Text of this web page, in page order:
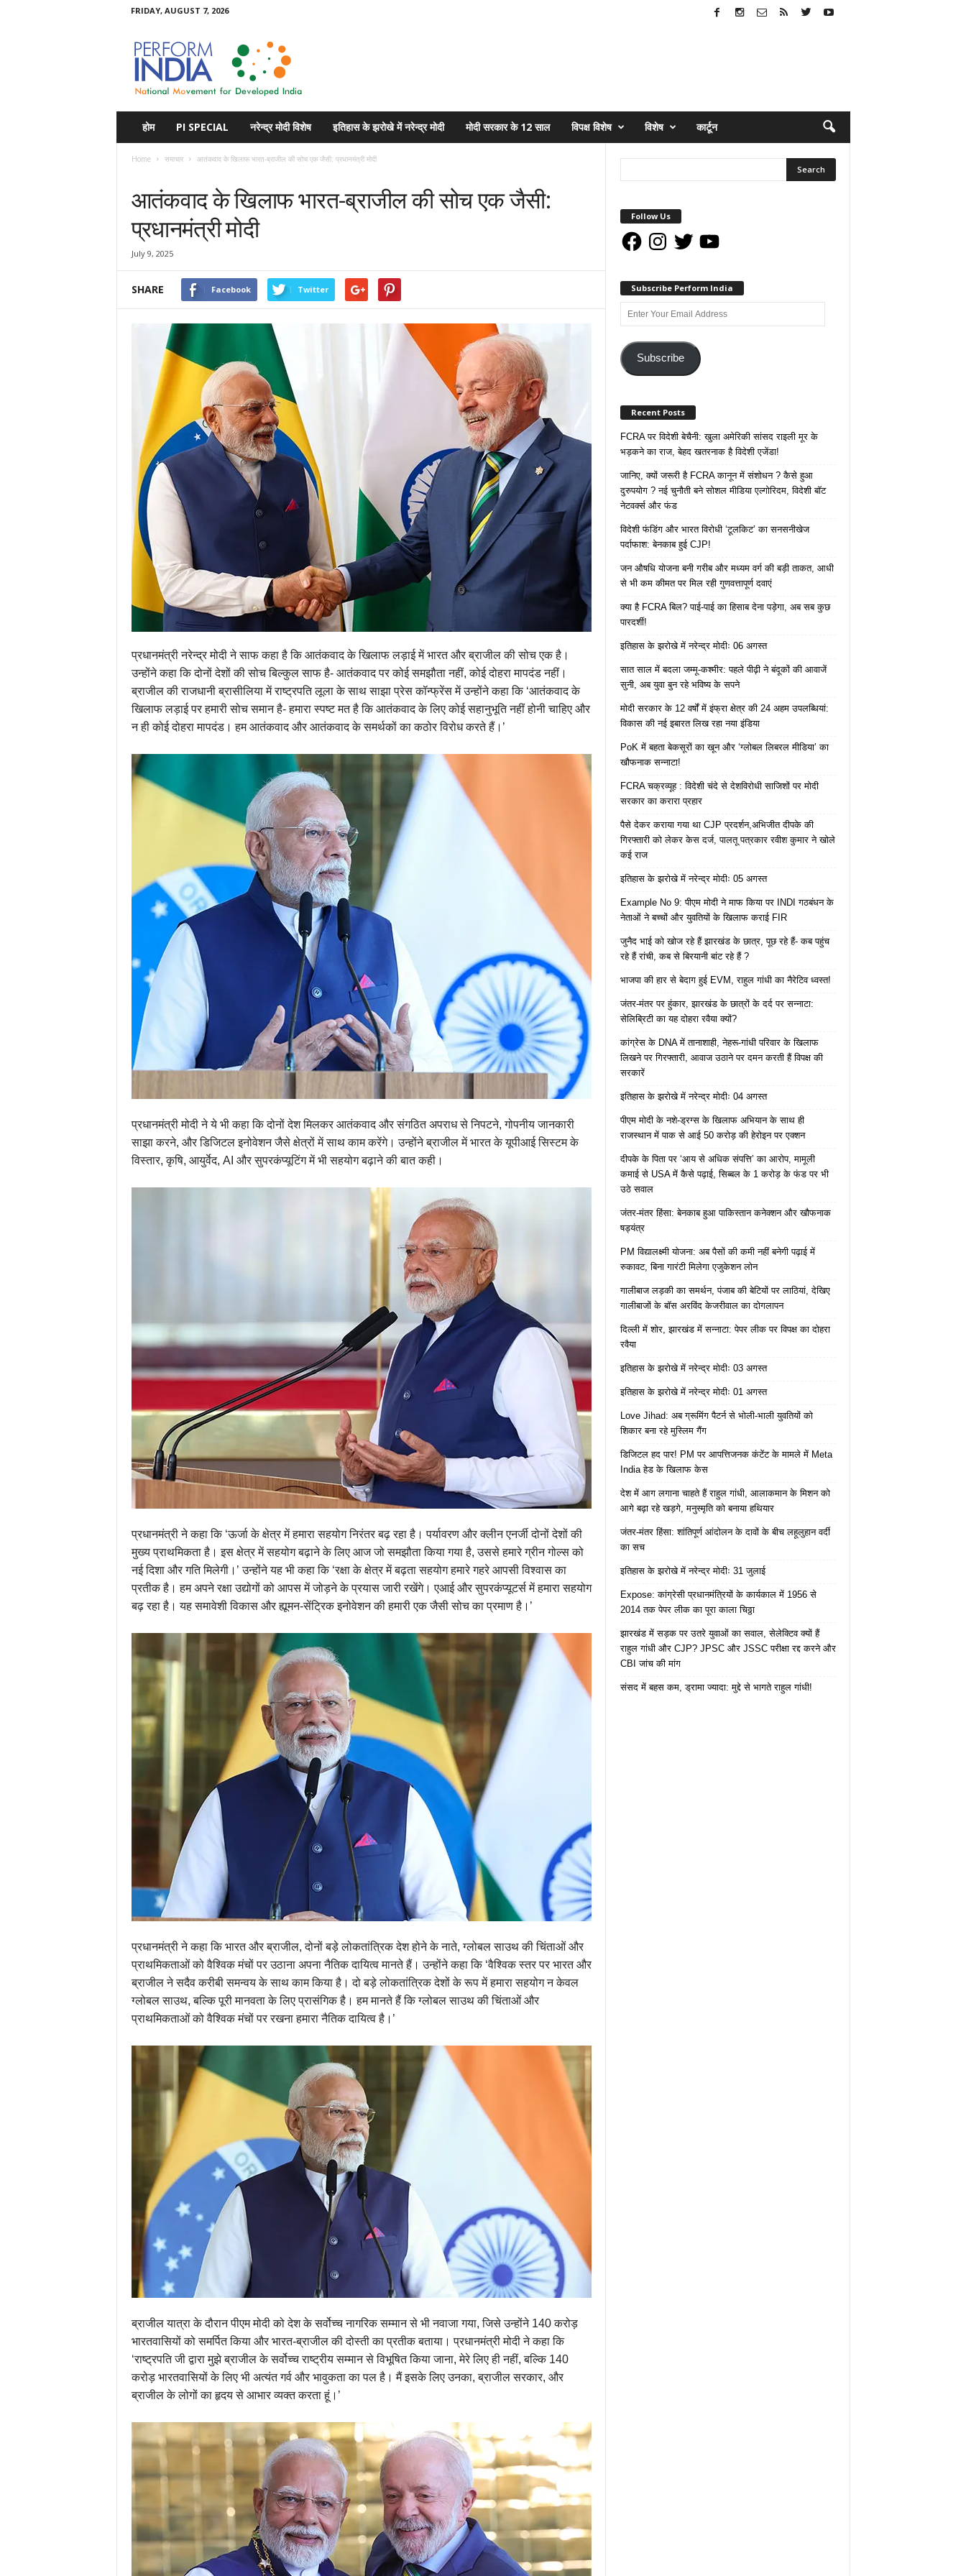
FRIDAY, AUGUST 7, 2026
होम PI SPECIAL नरेन्द्र मोदी विशेष इतिहास के झरोखे में नरेन्द्र मोदी मोदी सरकार के 12 साल विपक्ष विशेष विशेष कार्टून
Home समाचार आतंकवाद के खिलाफ भारत-ब्राजील की सोच एक जैसी: प्रधानमंत्री मोदी
आतंकवाद के खिलाफ भारत-ब्राजील की सोच एक जैसी:
प्रधानमंत्री मोदी
July 9, 2025
SHARE Facebook Twitter
प्रधानमंत्री नरेन्द्र मोदी ने साफ कहा है कि आतंकवाद के खिलाफ लड़ाई में भारत और ब्राजील की सोच एक है।
उन्होंने कहा कि दोनों देशों की सोच बिल्कुल साफ है- आतंकवाद पर कोई समझौता नहीं, कोई दोहरा मापदंड नहीं।
ब्राजील की राजधानी ब्रासीलिया में राष्ट्रपति लूला के साथ साझा प्रेस कॉन्फ्रेंस में उन्होंने कहा कि ‘आतंकवाद के
खिलाफ लड़ाई पर हमारी सोच समान है- हमारा स्पष्ट मत है कि आतंकवाद के लिए कोई सहानुभूति नहीं होनी चाहिए और
न ही कोई दोहरा मापदंड। हम आतंकवाद और आतंकवाद के समर्थकों का कठोर विरोध करते हैं।’
प्रधानमंत्री मोदी ने ये भी कहा कि दोनों देश मिलकर आतंकवाद और संगठित अपराध से निपटने, गोपनीय जानकारी
साझा करने, और डिजिटल इनोवेशन जैसे क्षेत्रों में साथ काम करेंगे। उन्होंने ब्राजील में भारत के यूपीआई सिस्टम के
विस्तार, कृषि, आयुर्वेद, AI और सुपरकंप्यूटिंग में भी सहयोग बढ़ाने की बात कही।
प्रधानमंत्री ने कहा कि ‘ऊर्जा के क्षेत्र में हमारा सहयोग निरंतर बढ़ रहा है। पर्यावरण और क्लीन एनर्जी दोनों देशों की
मुख्य प्राथमिकता है। इस क्षेत्र में सहयोग बढ़ाने के लिए आज जो समझौता किया गया है, उससे हमारे ग्रीन गोल्स को
नई दिशा और गति मिलेगी।’ उन्होंने यह भी कहा कि ‘रक्षा के क्षेत्र में बढ़ता सहयोग हमारे गहरे आपसी विश्वास का
प्रतीक है। हम अपने रक्षा उद्योगों को आपस में जोड़ने के प्रयास जारी रखेंगे। एआई और सुपरकंप्यूटर्स में हमारा सहयोग
बढ़ रहा है। यह समावेशी विकास और ह्यूमन-सेंट्रिक इनोवेशन की हमारी एक जैसी सोच का प्रमाण है।’
प्रधानमंत्री ने कहा कि भारत और ब्राजील, दोनों बड़े लोकतांत्रिक देश होने के नाते, ग्लोबल साउथ की चिंताओं और
प्राथमिकताओं को वैश्विक मंचों पर उठाना अपना नैतिक दायित्व मानते हैं। उन्होंने कहा कि ‘वैश्विक स्तर पर भारत और
ब्राजील ने सदैव करीबी समन्वय के साथ काम किया है। दो बड़े लोकतांत्रिक देशों के रूप में हमारा सहयोग न केवल
ग्लोबल साउथ, बल्कि पूरी मानवता के लिए प्रासंगिक है। हम मानते हैं कि ग्लोबल साउथ की चिंताओं और
प्राथमिकताओं को वैश्विक मंचों पर रखना हमारा नैतिक दायित्व है।’
ब्राजील यात्रा के दौरान पीएम मोदी को देश के सर्वोच्च नागरिक सम्मान से भी नवाजा गया, जिसे उन्होंने 140 करोड़
भारतवासियों को समर्पित किया और भारत-ब्राजील की दोस्ती का प्रतीक बताया। प्रधानमंत्री मोदी ने कहा कि
‘राष्ट्रपति जी द्वारा मुझे ब्राजील के सर्वोच्च राष्ट्रीय सम्मान से विभूषित किया जाना, मेरे लिए ही नहीं, बल्कि 140
करोड़ भारतवासियों के लिए भी अत्यंत गर्व और भावुकता का पल है। मैं इसके लिए उनका, ब्राजील सरकार, और
ब्राजील के लोगों का हृदय से आभार व्यक्त करता हूं।’
Follow Us
FacebookInstagram
Twitter YouTube
Subscribe Perform India
Enter
Your
AddressSubscribe
Recent Posts
FCRA पर विदेशी बेचैनी: खुला अमेरिकी सांसद राइली मूर के
भड़कने का राज, बेहद खतरनाक है विदेशी एजेंडा!
जानिए, क्यों जरूरी है FCRA कानून में संशोधन ? कैसे हुआ
दुरुपयोग ? नई चुनौती बने सोशल मीडिया एल्गोरिदम, विदेशी बॉट
नेटवर्क्स और फंड
विदेशी फंडिंग और भारत विरोधी ‘टूलकिट’ का सनसनीखेज
पर्दाफाश: बेनकाब हुई CJP!
जन औषधि योजना बनी गरीब और मध्यम वर्ग की बड़ी ताकत, आधी
से भी कम कीमत पर मिल रही गुणवत्तापूर्ण दवाएं
क्या है FCRA बिल? पाई-पाई का हिसाब देना पड़ेगा, अब सब कुछ
पारदर्शी!
इतिहास के झरोखे में नरेन्द्र मोदीः 06 अगस्त
सात साल में बदला जम्मू-कश्मीर: पहले पीढ़ी ने बंदूकों की आवाजें
सुनी, अब युवा बुन रहे भविष्य के सपने
मोदी सरकार के 12 वर्षों में इंफ्रा क्षेत्र की 24 अहम उपलब्धियां:
विकास की नई इबारत लिख रहा नया इंडिया
PoK में बहता बेकसूरों का खून और ‘ग्लोबल लिबरल मीडिया’ का
खौफनाक सन्नाटा!
FCRA चक्रव्यूह : विदेशी चंदे से देशविरोधी साजिशों पर मोदी
सरकार का करारा प्रहार
पैसे देकर कराया गया था CJP प्रदर्शन,अभिजीत दीपके की
गिरफ्तारी को लेकर केस दर्ज, पालतू पत्रकार रवीश कुमार ने खोले
कई राज
इतिहास के झरोखे में नरेन्द्र मोदीः 05 अगस्त
Example No 9: पीएम मोदी ने माफ किया पर INDI गठबंधन के
नेताओं ने बच्चों और युवतियों के खिलाफ कराई FIR
जुनैद भाई को खोज रहे हैं झारखंड के छात्र, पूछ रहे हैं- कब पहुंच
रहे हैं रांची, कब से बिरयानी बांट रहे हैं ?
भाजपा की हार से बेदाग हुई EVM, राहुल गांधी का नैरेटिव ध्वस्त!
जंतर-मंतर पर हुंकार, झारखंड के छात्रों के दर्द पर सन्नाटा:
सेलिब्रिटी का यह दोहरा रवैया क्यों?
कांग्रेस के DNA में तानाशाही, नेहरू-गांधी परिवार के खिलाफ
लिखने पर गिरफ्तारी, आवाज उठाने पर दमन करती हैं विपक्ष की
सरकारें
इतिहास के झरोखे में नरेन्द्र मोदीः 04 अगस्त
पीएम मोदी के नशे-ड्रग्स के खिलाफ अभियान के साथ ही
राजस्थान में पाक से आई 50 करोड़ की हेरोइन पर एक्शन
दीपके के पिता पर ‘आय से अधिक संपत्ति’ का आरोप, मामूली
कमाई से USA में कैसे पढ़ाई, सिब्बल के 1 करोड़ के फंड पर भी
उठे सवाल
जंतर-मंतर हिंसा: बेनकाब हुआ पाकिस्तान कनेक्शन और खौफनाक
षड्यंत्र
PM विद्यालक्ष्मी योजना: अब पैसों की कमी नहीं बनेगी पढ़ाई में
रुकावट, बिना गारंटी मिलेगा एजुकेशन लोन
गालीबाज लड़की का समर्थन, पंजाब की बेटियों पर लाठियां, देखिए
गालीबाजों के बॉस अरविंद केजरीवाल का दोगलापन
दिल्ली में शोर, झारखंड में सन्नाटा: पेपर लीक पर विपक्ष का दोहरा
रवैया
इतिहास के झरोखे में नरेन्द्र मोदीः 03 अगस्त
इतिहास के झरोखे में नरेन्द्र मोदीः 01 अगस्त
Love Jihad: अब ग्रूमिंग पैटर्न से भोली-भाली युवतियों को
शिकार बना रहे मुस्लिम गैंग
डिजिटल हद पार! PM पर आपत्तिजनक कंटेंट के मामले में Meta
India हेड के खिलाफ केस
देश में आग लगाना चाहते हैं राहुल गांधी, आलाकमान के मिशन को
आगे बढ़ा रहे खड़गे, मनुस्मृति को बनाया हथियार
जंतर-मंतर हिंसा: शांतिपूर्ण आंदोलन के दावों के बीच लहूलुहान वर्दी
का सच
इतिहास के झरोखे में नरेन्द्र मोदीः 31 जुलाई
Expose: कांग्रेसी प्रधानमंत्रियों के कार्यकाल में 1956 से
2014 तक पेपर लीक का पूरा काला चिठ्ठा
झारखंड में सड़क पर उतरे युवाओं का सवाल, सेलेक्टिव क्यों हैं
राहुल गांधी और CJP? JPSC और JSSC परीक्षा रद्द करने और
CBI जांच की मांग
संसद में बहस कम, ड्रामा ज्यादा: मुद्दे से भागते राहुल गांधी!